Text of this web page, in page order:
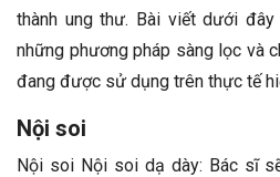
thành ung thư. Bài viết dưới
những phương pháp sàng lọc và
đang được sử dụng trên thực tế
Nội soi
Nội soi Nội soi dạ dày: Bác sĩ